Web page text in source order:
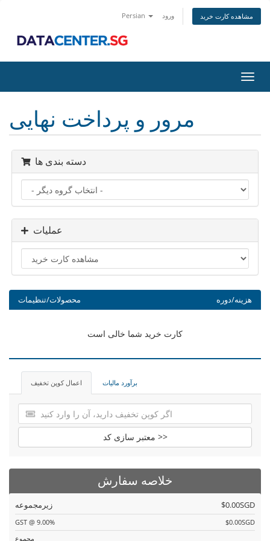
Persian ورود مشاهده کارت خرید
تغییر
مرور و پرداخت نهایی
دسته بندی ها
عملیات
محصولات/تنظیمات هزینه/دوره
کارت خرید شما خالی است
اعمال کوپن تخفیف برآورد مالیات
معتبر سازی کد >>
خلاصه سفارش
زیرمجموعه $0.00SGD
GST @ 9.00%
$0.00SGD
مجموع